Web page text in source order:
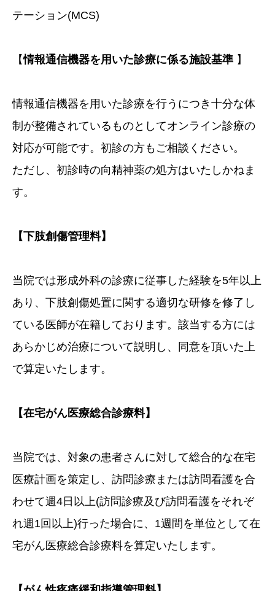
テーション(MCS)
【情報通信機器を用いた診療に係る施設基準 】
情報通信機器を用いた診療を行うにつき十分な体
制が整備されているものとしてオンライン診療の
対応が可能です。初診の方もご相談ください。​
ただし、初診時の向精神薬の処方はいたしかねま
す。
【下肢創傷管理料】
当院では形成外科の診療に従事した経験を5年以上
あり、下肢創傷処置に関する適切な研修を修了し
ている医師が在籍しております。該当する方には
あらかじめ治療について説明し、同意を頂いた上
で算定いたします。
【在宅がん医療総合診療料】
当院では、対象の患者さんに対して総合的な在宅
医療計画を策定し、訪問診療または訪問看護を合
わせて週4日以上(訪問診療及び訪問看護をそれぞ
れ週1回以上)行った場合に、1週間を単位として在
宅がん医療総合診療料を算定いたします。